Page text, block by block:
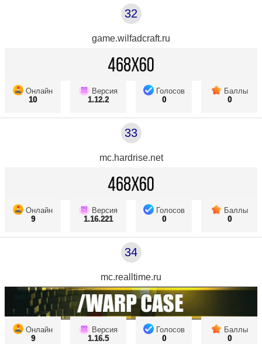
32
game.wilfadcraft.ru
Онлайн
10
Версия
1.12.2
Голосов
0
Баллы
0
33
mc.hardrise.net
Онлайн
9
Версия
1.16.221
Голосов
0
Баллы
0
34
mc.realltime.ru
Онлайн
9
Версия
1.16.5
Голосов
0
Баллы
0